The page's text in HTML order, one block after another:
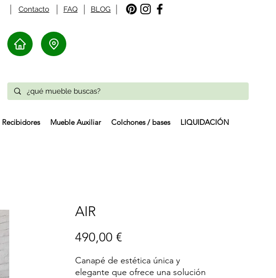
FAQ
Contacto BLOG
Recibidores Mueble Auxiliar Colchones / bases LIQUIDACIÓN
AIR
490,00 €Precio
Canapé de estética única y
elegante que ofrece una solución